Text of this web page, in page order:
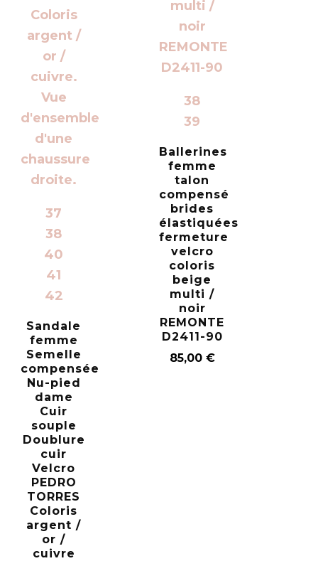
37
38
40
41
42
Sandale
femme
Semelle
compensée
Nu-pied
dame
Cuir
souple
Doublure
cuir
Velcro
PEDRO
TORRES
Coloris
argent /
or /
cuivre
38
39
Ballerines
femme
talon
compensé
brides
élastiquées
fermeture
velcro
coloris
beige
multi /
noir
REMONTE
D2411-90
85,00 €